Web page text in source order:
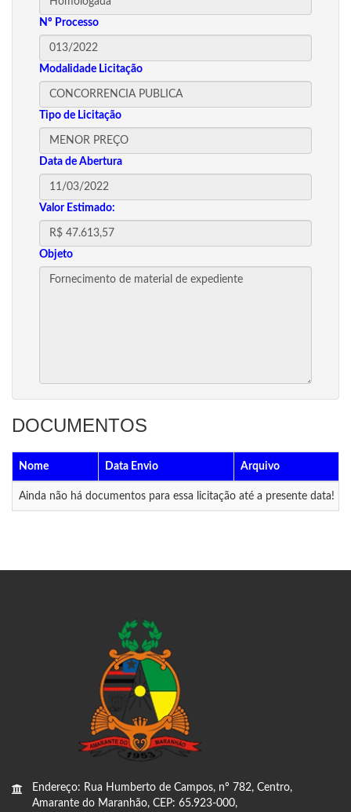
Nº Processo
Modalidade Licitação
Tipo de Licitação
Data de Abertura
Valor Estimado:
Objeto
DOCUMENTOS
Nome Data Envio Arquivo
Ainda não há documentos para essa licitação até a presente data!
Endereço: Rua Humberto de Campos, nº 782, Centro,
Amarante do Maranhão, CEP: 65.923-000,